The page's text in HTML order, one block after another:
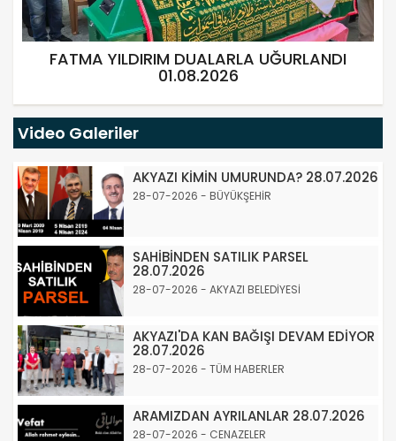
FATMA YILDIRIM DUALARLA UĞURLANDI
01.08.2026
Video Galeriler
AKYAZI KİMİN UMURUNDA? 28.07.2026
28-07-2026 - BÜYÜKŞEHİR
SAHİBİNDEN SATILIK PARSEL
28.07.2026
28-07-2026 - AKYAZI BELEDİYESİ
AKYAZI'DA KAN BAĞIŞI DEVAM EDİYOR
28.07.2026
28-07-2026 - TÜM HABERLER
ARAMIZDAN AYRILANLAR 28.07.2026
28-07-2026 - CENAZELER